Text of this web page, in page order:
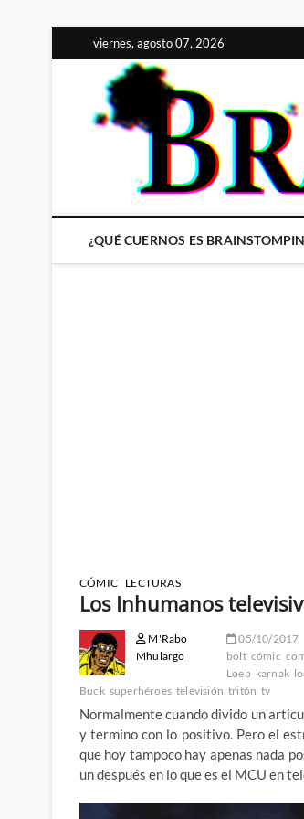
al
contenido
viernes, agosto 07, 2026
¿QUÉ CUERNOS ES
CÓMIC LECTURAS
Los Inhumanos
M'Rabo
Mhulargo
05/10/2017
bolt cómic
Loeb karnak
Buck superhéroes televisión tritón tv
Normalmente cuando divido un
y termino con lo positivo. Pero el
que hoy tampoco hay apenas nada
un después en lo que es el MCU en